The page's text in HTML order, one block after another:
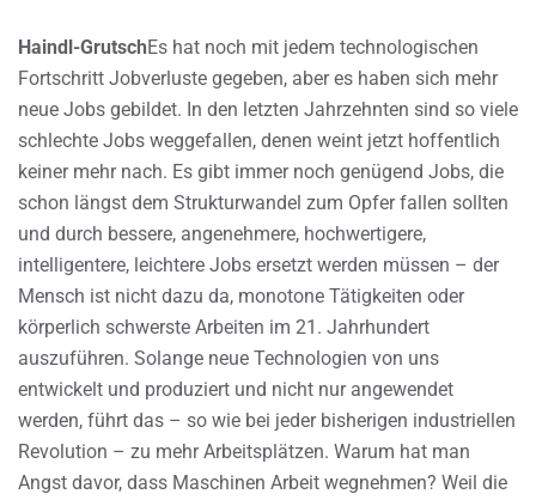
Haindl-GrutschEs hat noch mit jedem technologischen
Fortschritt Jobverluste gegeben, aber es haben sich mehr
neue Jobs gebildet. In den letzten Jahrzehnten sind so viele
schlechte Jobs weggefallen, denen weint jetzt hoffentlich
keiner mehr nach. Es gibt immer noch genügend Jobs, die
schon längst dem Strukturwandel zum Opfer fallen sollten
und durch bessere, angenehmere, hochwertigere,
intelligentere, leichtere Jobs ersetzt werden müssen – der
Mensch ist nicht dazu da, monotone Tätigkeiten oder
körperlich schwerste Arbeiten im 21. Jahrhundert
auszuführen. Solange neue Technologien von uns
entwickelt und produziert und nicht nur angewendet
werden, führt das – so wie bei jeder bisherigen industriellen
Revolution – zu mehr Arbeitsplätzen. Warum hat man
Angst davor, dass Maschinen Arbeit wegnehmen? Weil die